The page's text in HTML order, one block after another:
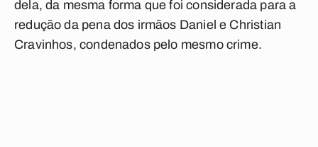
dela, da mesma forma que foi considerada para a
redução da pena dos irmãos Daniel e Christian
Cravinhos, condenados pelo mesmo crime.